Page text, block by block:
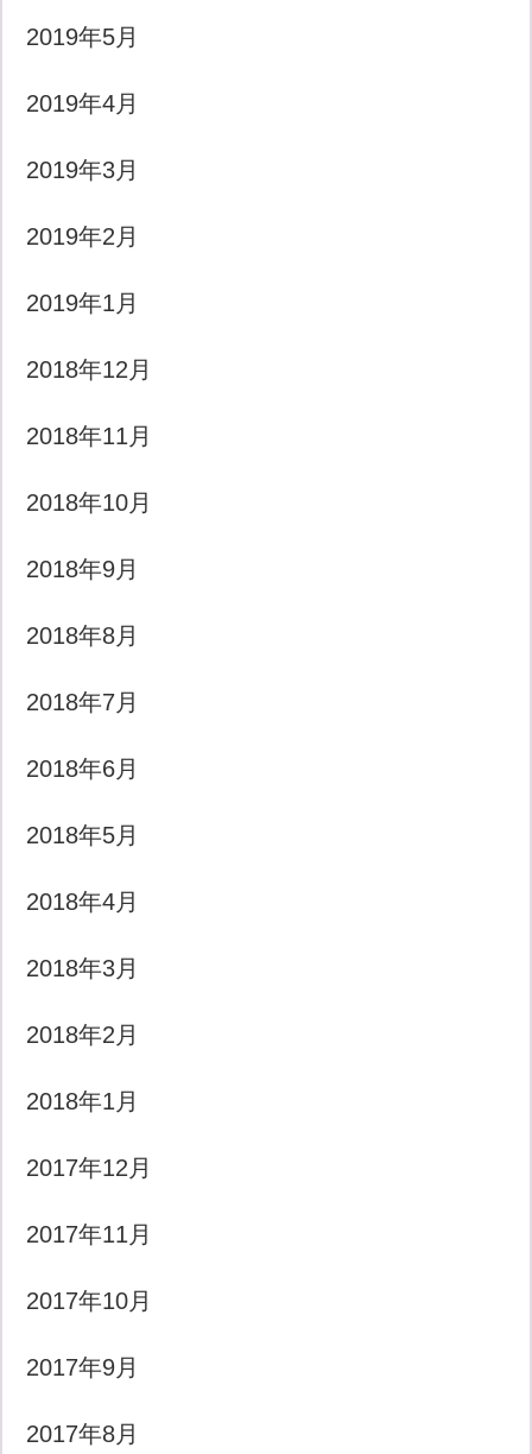
2019年5月
2019年4月
2019年3月
2019年2月
2019年1月
2018年12月
2018年11月
2018年10月
2018年9月
2018年8月
2018年7月
2018年6月
2018年5月
2018年4月
2018年3月
2018年2月
2018年1月
2017年12月
2017年11月
2017年10月
2017年9月
2017年8月